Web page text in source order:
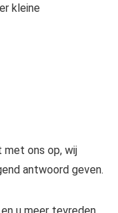
kleine
met ons op, wij
antwoord geven.